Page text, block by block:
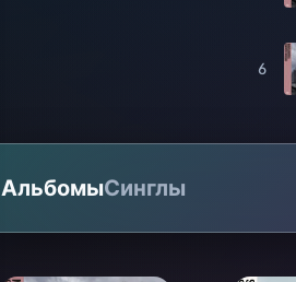
6
АльбомыСинглы